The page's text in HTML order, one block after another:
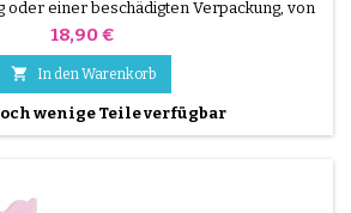
oder einer beschädigten Verpackung, von
und 100 % funktionstüchtig. Sparen
Bubba ist die perfekte Lösung für kleine
Mit einem rutschfesten Innenleben und...
Preis
18,90 €
 In den Warenkorb
wenige Teile verfügbar